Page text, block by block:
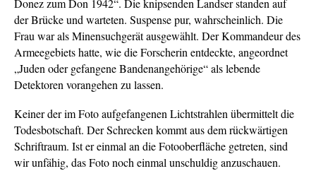
Donez zum Don 1942“. Die knipsenden Landser standen auf
der Brücke und warteten. Suspense pur, wahrscheinlich. Die
Frau war als Minensuchgerät ausgewählt. Der Kommandeur des
Armeegebiets hatte, wie die Forscherin entdeckte, angeordnet
„Juden oder gefangene Bandenangehörige“ als lebende
Detektoren vorangehen zu lassen.
Keiner der im Foto aufgefangenen Lichtstrahlen übermittelt die
Todesbotschaft. Der Schrecken kommt aus dem rückwärtigen
Schriftraum. Ist er einmal an die Fotooberfläche getreten, sind
wir unfähig, das Foto noch einmal unschuldig anzuschauen.